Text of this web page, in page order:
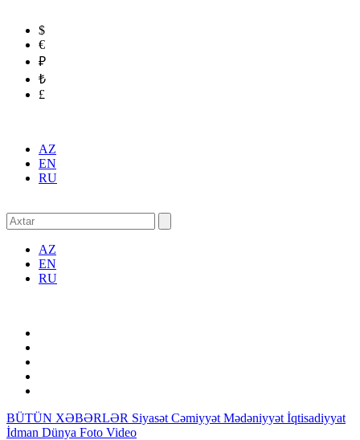
$
€
₽
₺
£
AZ
EN
RU
AZ
EN
RU
BÜTÜN XƏBƏRLƏR Siyasət Cəmiyyət Mədəniyyət İqtisadiyyat
İdman Dünya Foto Video